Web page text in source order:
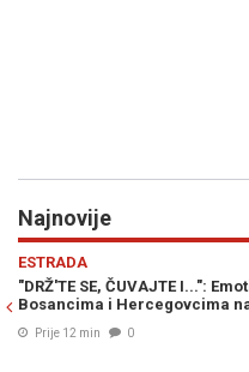
Najnovije
poruka Marije Šerifović
spektakla u Travniku (FOTO)